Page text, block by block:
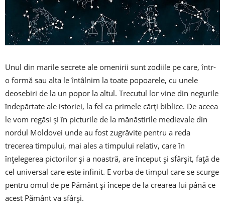
Unul din marile secrete ale omenirii sunt zodiile pe care, într-
o formă sau alta le întâlnim la toate popoarele, cu unele
deosebiri de la un popor la altul. Trecutul lor vine din negurile
îndepărtate ale istoriei, la fel ca primele cărți biblice. De aceea
le vom regăsi și în picturile de la mănăstirile medievale din
nordul Moldovei unde au fost zugrăvite pentru a reda
trecerea timpului, mai ales a timpului relativ, care în
înțelegerea pictorilor și a noastră, are început și sfârșit, față de
cel universal care este infinit. E vorba de timpul care se scurge
pentru omul de pe Pământ și începe de la crearea lui până ce
acest Pământ va sfârși.